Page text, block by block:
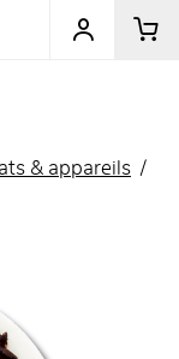
de musées
& appareils